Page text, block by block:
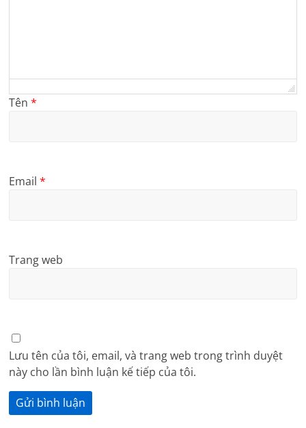
Tên*
Email*
Trang web
Lưu tên của tôi, email, và trang web trong trình duyệt
này cho lần bình luận kế tiếp của tôi.